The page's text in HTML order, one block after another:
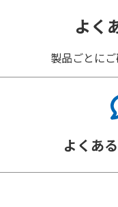
よく
製品ごとにご
よくあ